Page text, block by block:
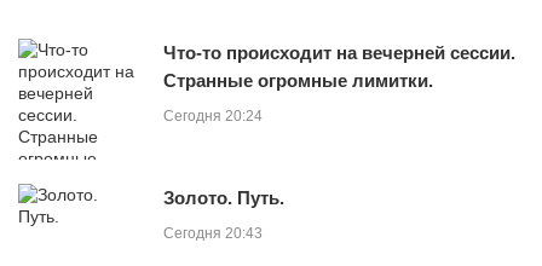
Что-то происходит на вечерней сессии.
Странные огромные лимитки.
Сегодня 20:24
Золото. Путь.
Сегодня 20:43